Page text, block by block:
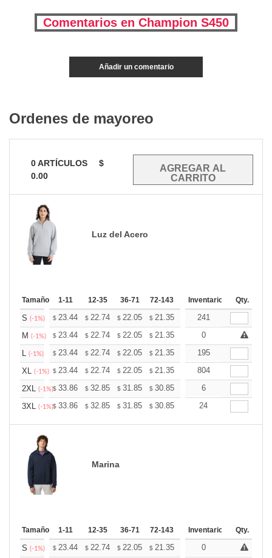
Comentarios en Champion S450
Añadir un comentario
Ordenes de mayoreo
0ARTÍCULOS
$
0.00
Luz del Acero
Tamaño 1-11 12-35 36-71 72-143 144-287 288 +
Inventario Qty.
S (-1%) $ 23.44 $ 22.74 $ 22.05 $ 21.35 20.66
241
M (-1%) $ 23.44 $ 22.74 $ 22.05 $ 21.35 20.66
0
L (-1%) $ 23.44 $ 22.74 $ 22.05 $ 21.35 20.66
195
XL (-1%) $ 23.44 $ 22.74 $ 22.05 $ 21.35 20.66
804
2XL (-1%)$ 33.86 $ 32.85 $ 31.85 $ 30.85 29.85
6
3XL (-1%)$ 33.86 $ 32.85 $ 31.85 $ 30.85 29.85
24
Marina
Tamaño 1-11 12-35 36-71 72-143 144-287 288 +
Inventario Qty.
S (-1%) $ 23.44 $ 22.74 $ 22.05 $ 21.35 20.66
0